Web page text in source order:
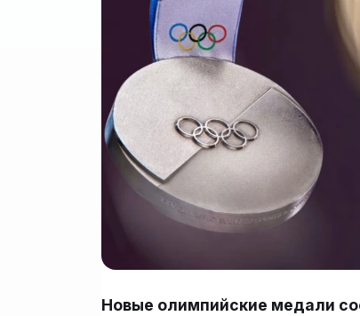
Новые олимпийские медали